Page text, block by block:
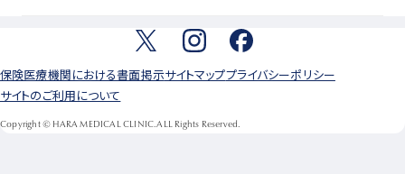
保険医療機関における書面掲示サイトマッププライバシーポリシー
サイトのご利用について
Copyright © HARA MEDICAL CLINIC.ALL Rights Reserved.